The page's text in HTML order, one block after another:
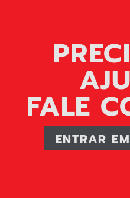
FALE
ENTRAR